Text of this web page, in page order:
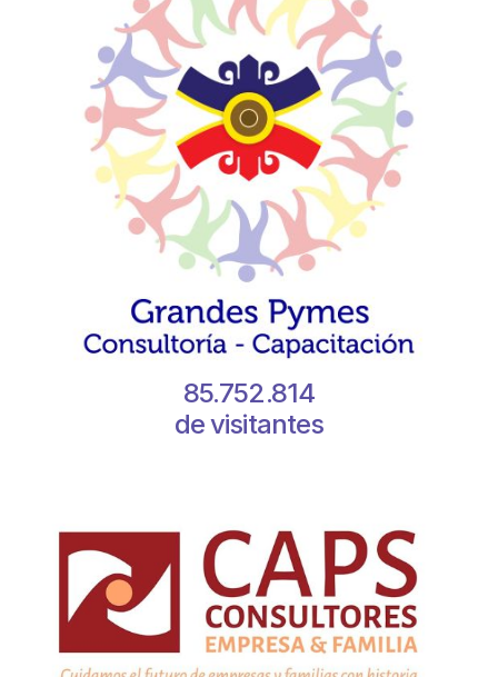
85.752.814
de visitantes